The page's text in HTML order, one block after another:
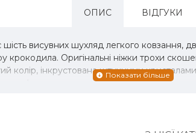
ОПИС ВІДГУКИ
висувних шухляд легкого ковзання,
Оригінальні ніжки трохи
колір, інкрустована штучними